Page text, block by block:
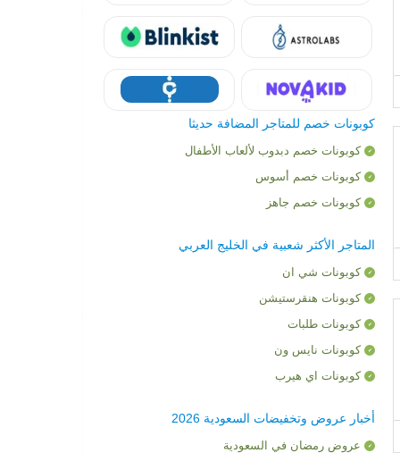
كوبونات خصم للمتاجر المضافة حديثا
كوبونات خصم دبدوب لألعاب الأطفال
كوبونات خصم أسوس
كوبونات خصم جاهز
المتاجر الأكثر شعبية في الخليج العربي
كوبونات شي ان
كوبونات هنقرستيشن
كوبونات طلبات
كوبونات نايس ون
كوبونات اي هيرب
أخبار عروض وتخفيضات السعودية 2026
عروض رمضان في السعودية